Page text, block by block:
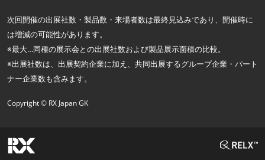
次回開催の出展社数・製品数・来場者数は最終見込みであり、開催時に
は増減の可能性があります。
※最大…同種の展示会との出展社数および製品展示面積の比較。
※出展社数は、出展契約企業に加え、共同出展するグループ企業・パート
ナー企業数も含みます。
Copyright © RX Japan GK